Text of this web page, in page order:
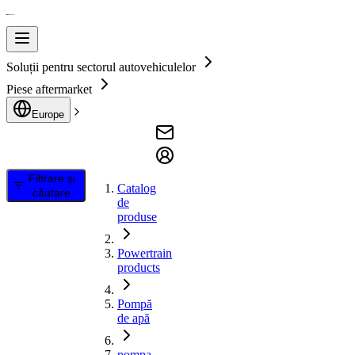
Soluții pentru sectorul autovehiculelor
Piese aftermarket
Europe
Filtrare și
căutare
Catalog
de
produse
Powertrain
products
Pompă
de apă